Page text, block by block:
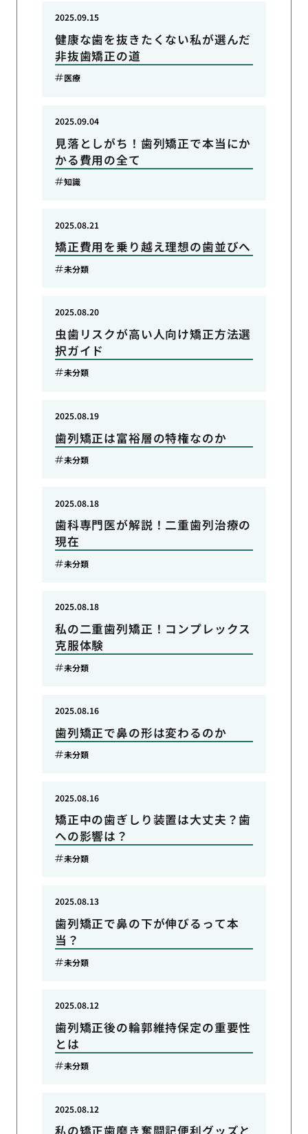
健康な歯を抜きたくない私が選んだ
非抜歯矯正の道
2025.09.15
医療
見落としがち！歯列矯正で本当にか
かる費用の全て
2025.09.04
知識
矯正費用を乗り越え理想の歯並びへ
2025.08.21
未分類
虫歯リスクが高い人向け矯正方法選
択ガイド
2025.08.20
未分類
歯列矯正は富裕層の特権なのか
2025.08.19
未分類
歯科専門医が解説！二重歯列治療の
現在
2025.08.18
未分類
私の二重歯列矯正！コンプレックス
克服体験
2025.08.18
未分類
歯列矯正で鼻の形は変わるのか
2025.08.16
未分類
矯正中の歯ぎしり装置は大丈夫？歯
への影響は？
2025.08.16
未分類
歯列矯正で鼻の下が伸びるって本
当？
2025.08.13
未分類
歯列矯正後の輪郭維持保定の重要性
とは
2025.08.12
未分類
2025.08.12